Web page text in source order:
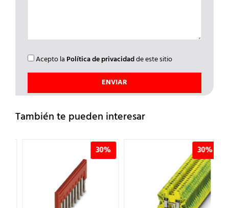
Acepto la Política de privacidadde este sitio
También te pueden interesar
30% 30%